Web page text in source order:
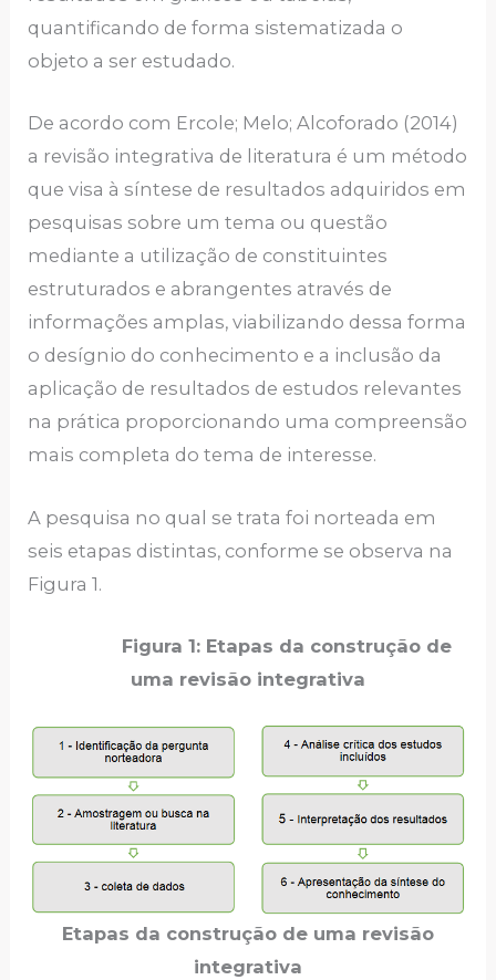
quantificando de forma sistematizada o
objeto a ser estudado.
De acordo com Ercole; Melo; Alcoforado (2014)
a revisão integrativa de literatura é um método
que visa à síntese de resultados adquiridos em
pesquisas sobre um tema ou questão
mediante a utilização de constituintes
estruturados e abrangentes através de
informações amplas, viabilizando dessa forma
o desígnio do conhecimento e a inclusão da
aplicação de resultados de estudos relevantes
na prática proporcionando uma compreensão
mais completa do tema de interesse.
A pesquisa no qual se trata foi norteada em
seis etapas distintas, conforme se observa na
Figura 1.
Figura 1: Etapas da construção de
uma revisão integrativa
Etapas da construção de uma revisão
integrativa